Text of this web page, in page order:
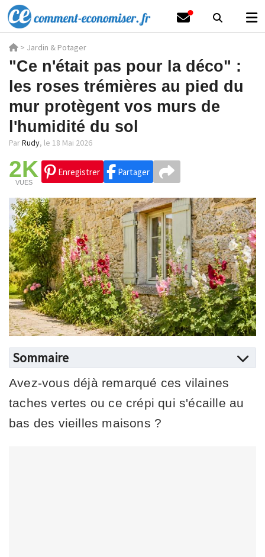
> Jardin & Potager
"Ce n'était pas pour la déco" :
les roses trémières au pied du
mur protègent vos murs de
l'humidité du sol
ParRudy, le 18 Mai 2026
2K
VUES
Enregistrer Partager
Sommaire
Avez-vous déjà remarqué ces vilaines
taches vertes ou ce crépi qui s'écaille au
bas des vieilles maisons ?